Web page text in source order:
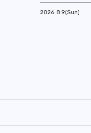
2026 8.9(Sun)